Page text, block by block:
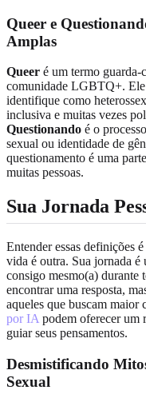
Queer e
Amplas
Queer é um termo
comunidade LGBTQ+. Ele
identifique como
inclusiva e muitas vezes
Questionando é o
sexual ou identidade de
questionamento é uma
muitas pessoas.
Sua Jornada
Entender essas definições
vida é outra. Sua jornada é
consigo mesmo(a) durante
encontrar uma resposta,
aqueles que buscam maior
por IA podem oferecer um
guiar seus pensamentos.
Desmistificando
Sexual